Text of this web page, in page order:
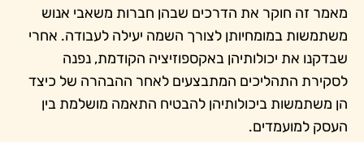
מאמר זה חוקר את הדרכים שבהן חברות משאבי אנוש
משתמשות במומחיותן לצורך השמה יעילה לעבודה. אחרי
שבדקנו את יכולותיהן באקספוזיציה הקודמת, נפנה
לסקירת התהליכים המתבצעים לאחר ההבהרה של כיצד
הן משתמשות ביכולותיהן להבטיח התאמה מושלמת בין
העסק למועמדים.